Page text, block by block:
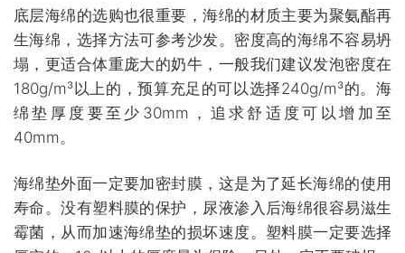
底层海绵的选购也很重要，海绵的材质主要为聚氨酯再
生海绵，选择方法可参考沙发。密度高的海绵不容易坍
塌，更适合体重庞大的奶牛，一般我们建议发泡密度在
180g/m³以上的，预算充足的可以选择240g/m³的。海
绵垫厚度要至少30mm，追求舒适度可以增加至
40mm。
海绵垫外面一定要加密封膜，这是为了延长海绵的使用
寿命。没有塑料膜的保护，尿液渗入后海绵很容易滋生
霉菌，从而加速海绵垫的损坏速度。塑料膜一定要选择